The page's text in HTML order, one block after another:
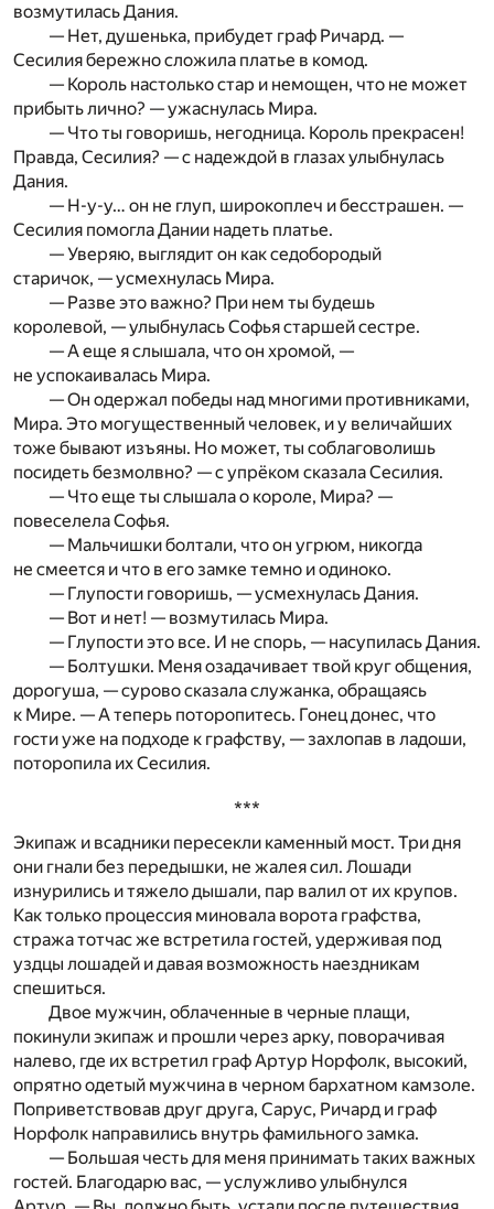
возмутилась Дания.
— Нет, душенька, прибудет граф Ричард. —
Сесилия бережно сложила платье в комод.
— Король настолько стар и немощен, что не может
прибыть лично? — ужаснулась Мира.
— Что ты говоришь, негодница. Король прекрасен!
Правда, Сесилия? — с надеждой в глазах улыбнулась
Дания.
— Н-у-у… он не глуп, широкоплеч и бесстрашен. —
Сесилия помогла Дании надеть платье.
— Уверяю, выглядит он как седобородый
старичок, — усмехнулась Мира.
— Разве это важно? При нем ты будешь
королевой, — улыбнулась Софья старшей сестре.
— А еще я слышала, что он хромой, —
не успокаивалась Мира.
— Он одержал победы над многими противниками,
Мира. Это могущественный человек, и у величайших
тоже бывают изъяны. Но может, ты соблаговолишь
посидеть безмолвно? — с упрёком сказала Сесилия.
— Что еще ты слышала о короле, Мира? —
повеселела Софья.
— Мальчишки болтали, что он угрюм, никогда
не смеется и что в его замке темно и одиноко.
— Глупости говоришь, — усмехнулась Дания.
— Вот и нет! — возмутилась Мира.
— Глупости это все. И не спорь, — насупилась Дания.
— Болтушки. Меня озадачивает твой круг общения,
дорогуша, — сурово сказала служанка, обращаясь
к Мире. — А теперь поторопитесь. Гонец донес, что
гости уже на подходе к графству, — захлопав в ладоши,
поторопила их Сесилия.
***
Экипаж и всадники пересекли каменный мост. Три дня
они гнали без передышки, не жалея сил. Лошади
изнурились и тяжело дышали, пар валил от их крупов.
Как только процессия миновала ворота графства,
стража тотчас же встретила гостей, удерживая под
уздцы лошадей и давая возможность наездникам
спешиться.
Двое мужчин, облаченные в черные плащи,
покинули экипаж и прошли через арку, поворачивая
налево, где их встретил граф Артур Норфолк, высокий,
опрятно одетый мужчина в черном бархатном камзоле.
Поприветствовав друг друга, Сарус, Ричард и граф
Норфолк направились внутрь фамильного замка.
— Большая честь для меня принимать таких важных
гостей. Благодарю вас, — услужливо улыбнулся